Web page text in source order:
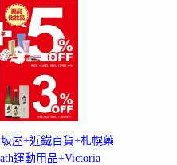
屋+近鐵百貨+札幌藥
運動用品+Victoria